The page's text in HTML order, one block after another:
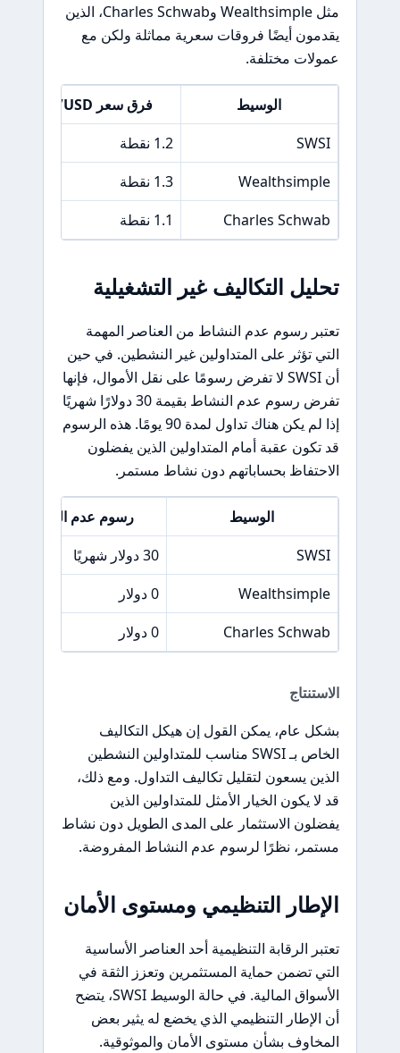
مثل Wealthsimple وCharles Schwab، الذين
يقدمون أيضًا فروقات سعرية مماثلة ولكن مع
عمولات مختلفة.
الوسيط
فرق سعر EUR/USD
SWSI
1.2 نقطة
Wealthsimple
1.3 نقطة
Charles Schwab
1.1 نقطة
تحليل التكاليف غير التشغيلية
تعتبر رسوم عدم النشاط من العناصر المهمة
التي تؤثر على المتداولين غير النشطين. في حين
أن SWSI لا تفرض رسومًا على نقل الأموال، فإنها
تفرض رسوم عدم النشاط بقيمة 30 دولارًا شهريًا
إذا لم يكن هناك تداول لمدة 90 يومًا. هذه الرسوم
قد تكون عقبة أمام المتداولين الذين يفضلون
الاحتفاظ بحساباتهم دون نشاط مستمر.
الوسيط
رسوم عدم النشاط
SWSI
30 دولار شهريًا
Wealthsimple
0 دولار
Charles Schwab
0 دولار
الاستنتاج
بشكل عام، يمكن القول إن هيكل التكاليف
الخاص بـ SWSI مناسب للمتداولين النشطين
الذين يسعون لتقليل تكاليف التداول. ومع ذلك،
قد لا يكون الخيار الأمثل للمتداولين الذين
يفضلون الاستثمار على المدى الطويل دون نشاط
مستمر، نظرًا لرسوم عدم النشاط المفروضة.
الإطار التنظيمي ومستوى الأمان
تعتبر الرقابة التنظيمية أحد العناصر الأساسية
التي تضمن حماية المستثمرين وتعزز الثقة في
الأسواق المالية. في حالة الوسيط SWSI، يتضح
أن الإطار التنظيمي الذي يخضع له يثير بعض
المخاوف بشأن مستوى الأمان والموثوقية.